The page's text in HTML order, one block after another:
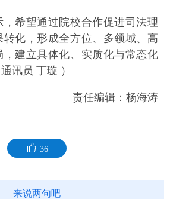
希望通过院校合作促进司法理
化，形成全方位、多领域、高
建立具体化、实质化与常态化
讯员 丁璇 ）
责任编辑：杨海涛
36
来说两句吧